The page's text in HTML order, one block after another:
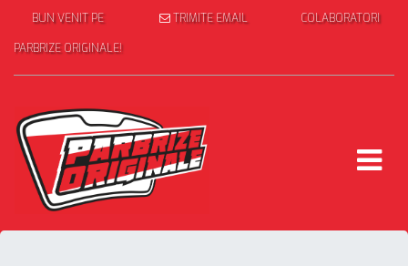
BUN VENIT PE
PARBRIZE ORIGINALE!
TRIMITE EMAIL COLABORATORI